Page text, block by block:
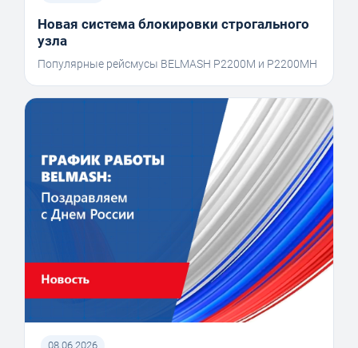
Новая система блокировки строгального
узла
Популярные рейсмусы BELMASH P2200M и P2200MH
08.06.2026